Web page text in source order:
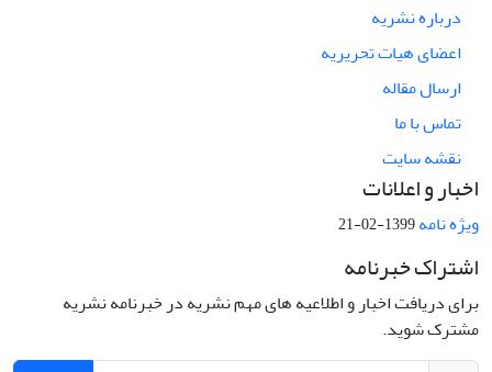
درباره نشریه
اعضای هیات تحریریه
ارسال مقاله
تماس با ما
نقشه سایت
اخبار و اعلانات
ویژه نامه1399-02-21
اشتراک خبرنامه
برای دریافت اخبار و اطلاعیه های مهم نشریه در خبرنامه نشریه
مشترک شوید.